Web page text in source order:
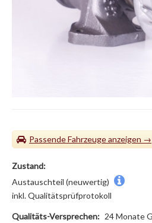
Passende Fahrzeuge
Zustand:
Austauschteil (neuwertig)
inkl. Qualitätsprüfprotokoll
Qualitäts-Versprechen: 24 Monate